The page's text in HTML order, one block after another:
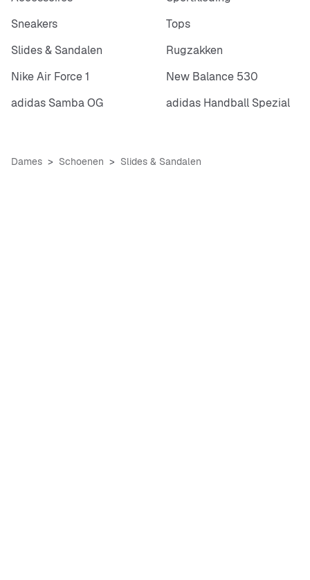
Sneakers
Tops
Slides & Sandalen
Rugzakken
Nike Air Force 1
New Balance 530
adidas Samba OG
adidas Handball Spezial
Dames Schoenen Slides & Sandalen